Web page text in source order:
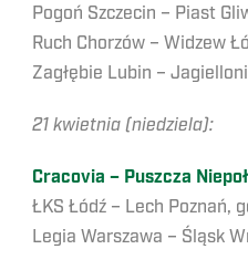
Pogoń Szczecin – Piast
Ruch Chorzów – Widzew
Zagłębie Lubin –
21 kwietnia (niedziela):
Cracovia – Puszcza
ŁKS Łódź – Lech Poznań,
Legia Warszawa – Śląsk